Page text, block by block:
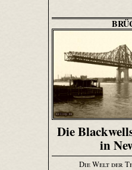
Die
in
Die Welt der